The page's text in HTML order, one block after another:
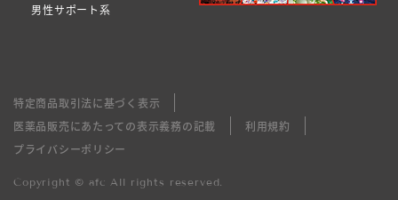
男性サポート系
特定商品取引法に基づく表示
医薬品販売にあたっての表示義務の記載
利用規約
プライバシーポリシー
Copyright © afc All rights reserved.